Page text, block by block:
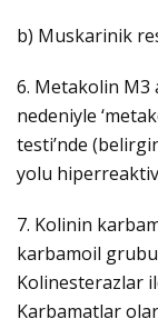
b) Muskarinik
6. Metakolin M3
nedeniyle
testi’nde
yolu
7. Kolinin
karbamoil
Kolinesterazlar
Karbamatlar